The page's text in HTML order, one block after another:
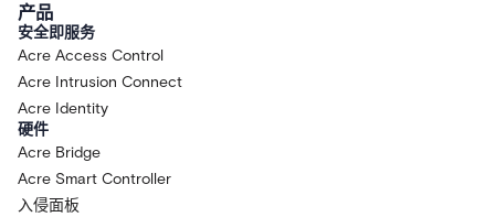
产品
安全即服务
Acre Access Control
Acre Intrusion Connect
Acre Identity
硬件
Acre Bridge
Acre Smart Controller
入侵面板